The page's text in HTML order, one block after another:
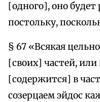
[одного], оно
постольку,
§ 67 «Всякая
[своих] частей,
[содержится] в
созерцаем эйдос